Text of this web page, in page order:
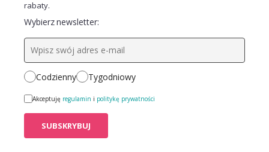
rabaty.
Wybierz newsletter:
Codzienny Tygodniowy
Akceptuję regulamin i politykę prywatności